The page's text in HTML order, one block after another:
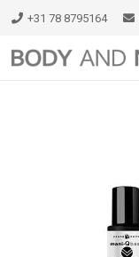
+31 78 8795164